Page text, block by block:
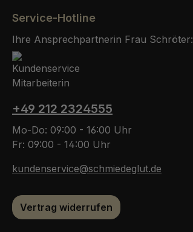
Service-Hotline
Ihre Ansprechpartnerin Frau Schröter:
+49 212 2324555
Mo-Do: 09:00 - 16:00 Uhr
Fr: 09:00 - 14:00 Uhr
kundenservice@schmiedeglut.de
Vertrag widerrufen